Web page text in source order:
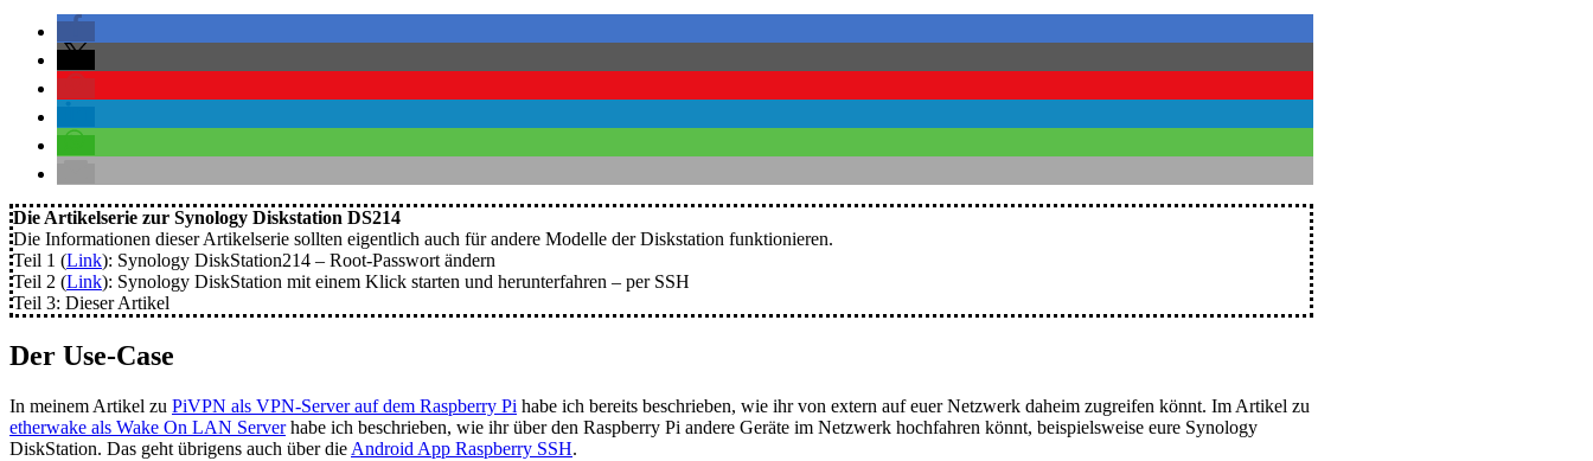
Die Artikelserie zur Synology Diskstation DS214
Die Informationen dieser Artikelserie sollten eigentlich auch für andere Modelle der Diskstation funktionieren.
Teil 1 (Link): Synology DiskStation214 – Root-Passwort ändern
Teil 2 (Link): Synology DiskStation mit einem Klick starten und herunterfahren – per SSH
Teil 3: Dieser Artikel
Der Use-Case
In meinem Artikel zu PiVPN als VPN-Server auf dem Raspberry Pi habe ich bereits beschrieben, wie ihr von extern auf euer Netzwerk daheim zugreifen könnt. Im Artikel zu
etherwake als Wake On LAN Serverhabe ich beschrieben, wie ihr über den Raspberry Pi andere Geräte im Netzwerk hochfahren könnt, beispielsweise eure Synology
DiskStation. Das geht übrigens auch über die Android App Raspberry SSH.